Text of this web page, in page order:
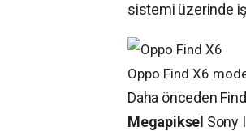
sistemi üzerinde
Oppo Find X6
Daha önceden
Megapiksel Sony